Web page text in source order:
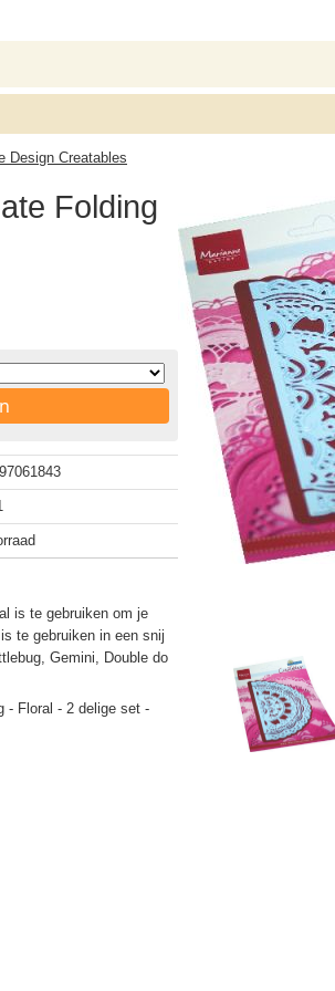
Design Creatables
Folding
is te gebruiken om je
te gebruiken in een snij
Gemini, Double do
- Floral - 2 delige set -